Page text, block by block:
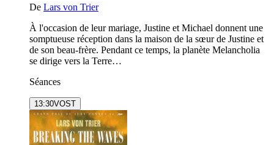
De Lars von Trier
À l'occasion de leur mariage, Justine et Michael donnent une
somptueuse réception dans la maison de la sœur de Justine et
de son beau-frère. Pendant ce temps, la planète Melancholia
se dirige vers la Terre…
Séances
13:30VOST